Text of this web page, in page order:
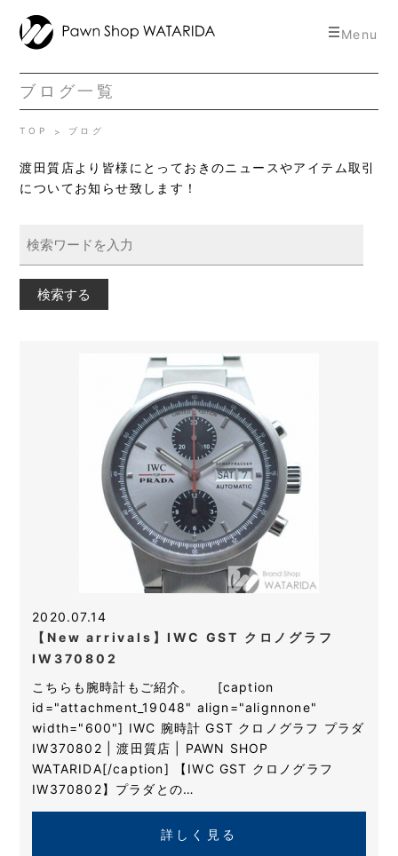
toggle
Menu
ブログ一覧
TOP ブログ
渡田質店より皆様にとっておきのニュースやアイテム取引
についてお知らせ致します！
2020.07.14
【New arrivals】IWC GST クロノグラフ
IW370802
こちらも腕時計もご紹介。 [caption
id="attachment_19048" align="alignnone"
width="600"] IWC 腕時計 GST クロノグラフ プラダ
IW370802 | 渡田質店 | PAWN SHOP
WATARIDA[/caption] 【IWC GST クロノグラフ
IW370802】プラダとの…
詳しく見る